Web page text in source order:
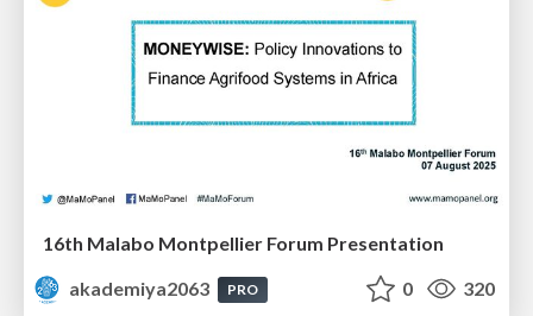
16th Malabo Montpellier Forum Presentation
akademiya2063
PRO 0 320